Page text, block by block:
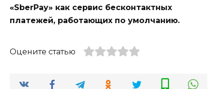
«SberPay» как сервис бесконтактных
платежей, работающих по умолчанию.
Оцените статью